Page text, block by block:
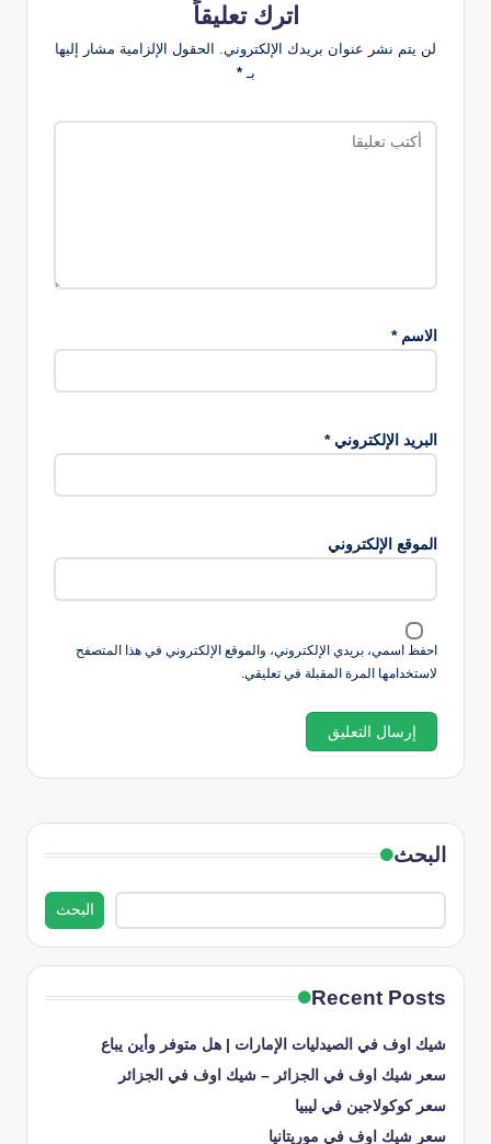
اترك تعليقاً
لن يتم نشر عنوان بريدك الإلكتروني. الحقول الإلزامية مشار إليها
بـ*
الاسم*
البريد الإلكتروني*
الموقع الإلكتروني
احفظ اسمي، بريدي الإلكتروني، والموقع الإلكتروني في هذا المتصفح
لاستخدامها المرة المقبلة في تعليقي.
البحث
البحث
Recent Posts
شيك اوف في الصيدليات الإمارات | هل متوفر وأين يباع
سعر شيك اوف في الجزائر – شيك اوف في الجزائر
سعر كوكولاجين في ليبيا
سعر شيك اوف في موريتانيا